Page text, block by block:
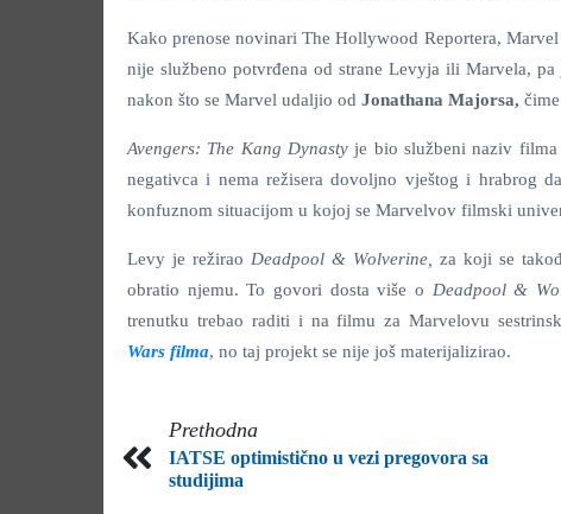
Kako prenose novinari The Hollywood Reportera,
nije službeno potvrđena od strane Levyja ili Marvela,
nakon što se Marvel udaljio od Jonathana Majorsa,
Avengers: The Kang Dynastyje bio službeni naziv
negativca i nema režisera dovoljno vještog i hrabrog
konfuznom situacijom u kojoj se Marvelvov filmski
Levy je režirao Deadpool & Wolverine,za koji se
obratio njemu. To govori dosta više o Deadpool &
trenutku trebao raditi i na filmu za Marvelovu
Wars filma, no taj projekt se nije još materijalizirao.
Prethodna
IATSE optimistično u vezi pregovora sa
studijima